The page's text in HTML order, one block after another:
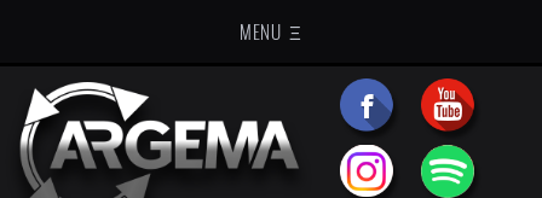
MENU Ξ